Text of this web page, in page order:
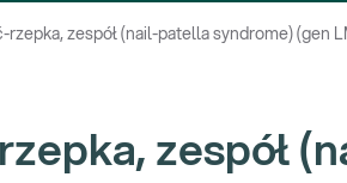
rzepka, zespół (nail-patella syndrome) (gen
zespół